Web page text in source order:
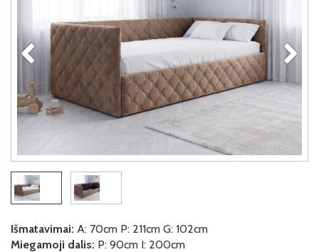
Išmatavimai: A: 70cm P: 211cm G: 102cm
Miegamoji dalis: P: 90cm I: 200cm